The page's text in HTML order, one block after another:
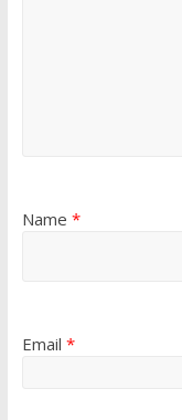
Name *
Email *